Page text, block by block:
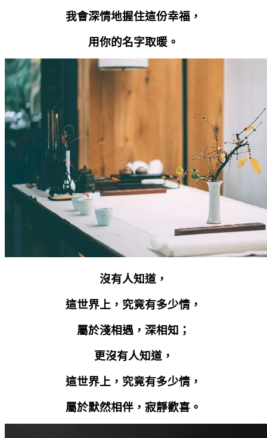
我會深情地握住這份幸福，
用你的名字取暖。
沒有人知道，
這世界上，究竟有多少情，
屬於淺相遇，深相知；
更沒有人知道，
這世界上，究竟有多少情，
屬於默然相伴，寂靜歡喜。